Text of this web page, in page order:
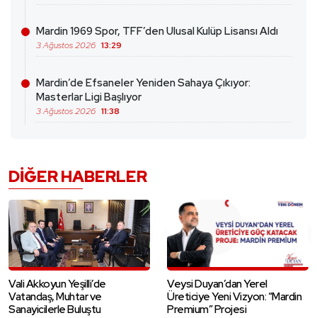
Mardin 1969 Spor, TFF’den Ulusal Kulüp Lisansı Aldı
3 Ağustos 2026 13:29
Mardin’de Efsaneler Yeniden Sahaya Çıkıyor:
Masterlar Ligi Başlıyor
3 Ağustos 2026 11:38
DIĞER HABERLER
Vali Akkoyun Yeşilli’de
Vatandaş, Muhtar ve
Sanayicilerle Buluştu
Veysi Duyan’dan Yerel
Üreticiye Yeni Vizyon: “Mardin
Premium” Projesi